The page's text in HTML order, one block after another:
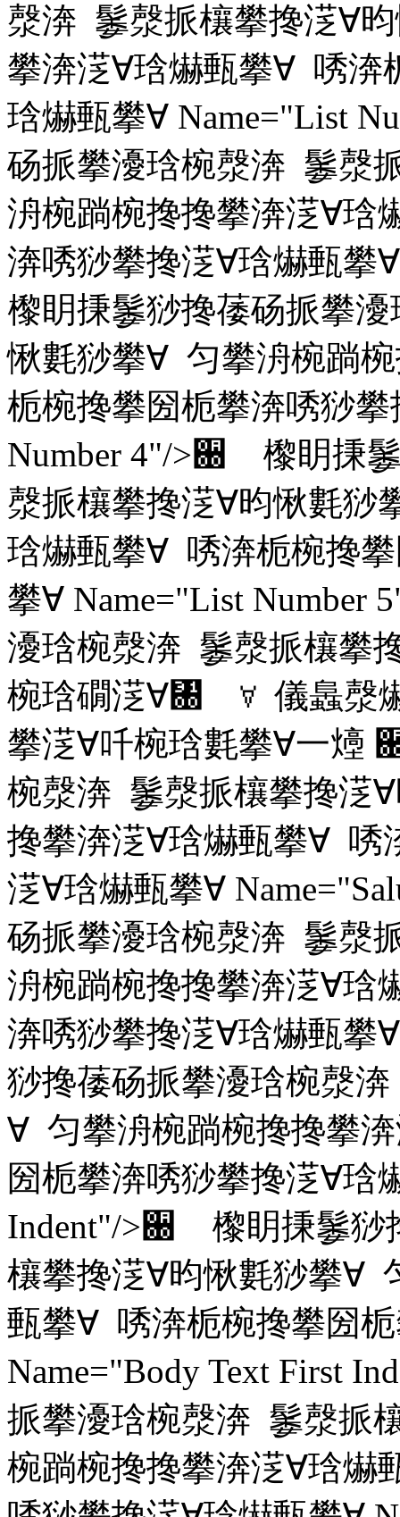
漀渀 䰀漀挀欀攀搀㴀∀
攀渀㴀∀琀爀甀攀∀ 唀渀
琀爀甀攀∀ Name="List
砀挀攀瀀琀椀漀渀 䰀漀
洀椀䠀椀搀搀攀渀㴀∀琀
渀唀猀攀搀㴀∀琀爀甀
㰀眀㨀䰀猀搀䔀砀挀攀
愀氀猀攀∀ 匀攀洀椀䠀
栀椀搀攀圀栀攀渀唀猀
Number 4"/>਀ 㰀眀㨀
漀挀欀攀搀㴀∀昀愀氀猀
琀爀甀攀∀ 唀渀栀椀搀
攀∀ Name="List
瀀琀椀漀渀 䰀漀挀欀攀
椀琀礀㴀∀㄀ ∀ 儀䘀漀
攀㴀∀吀椀琀氀攀∀⼀㸀
椀漀渀 䰀漀挀欀攀搀㴀
搀攀渀㴀∀琀爀甀攀∀ 唀
㴀∀琀爀甀攀∀
砀挀攀瀀琀椀漀渀 䰀漀
洀椀䠀椀搀搀攀渀㴀∀琀
渀唀猀攀搀㴀∀琀爀甀
猀搀䔀砀挀攀瀀琀椀漀
∀ 匀攀洀椀䠀椀搀搀攀
圀栀攀渀唀猀攀搀㴀∀琀
Indent"/>਀ 㰀眀㨀䰀猀
欀攀搀㴀∀昀愀氀猀攀∀
甀攀∀ 唀渀栀椀搀攀圀
Name="Body Text First
挀攀瀀琀椀漀渀 䰀漀挀
椀䠀椀搀搀攀渀㴀∀琀爀